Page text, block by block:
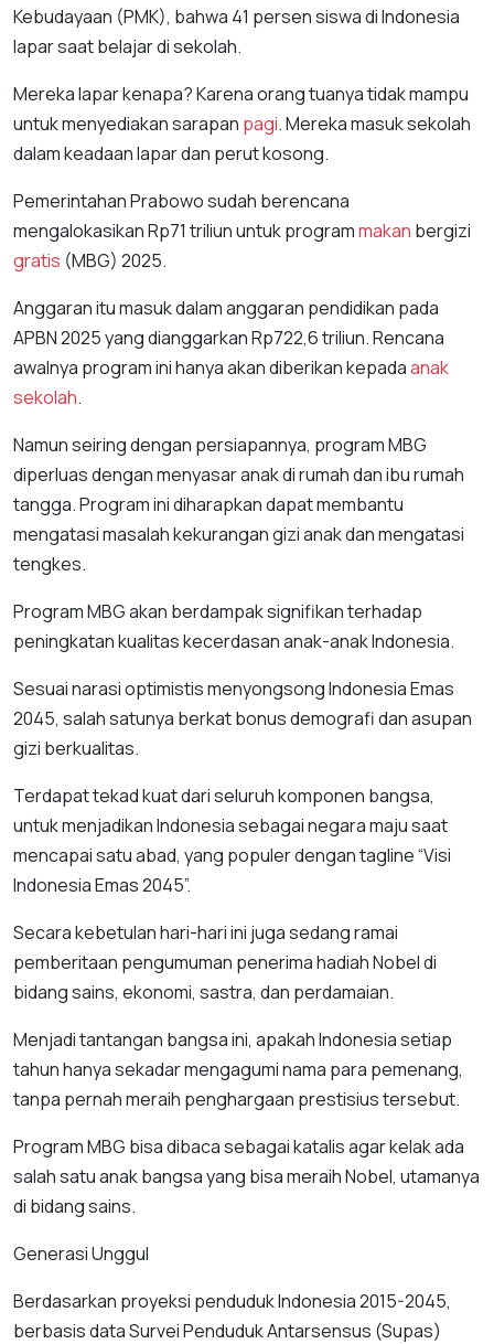
Kebudayaan (PMK), bahwa 41 persen siswa di Indonesia
lapar saat belajar di sekolah.
Mereka lapar kenapa? Karena orang tuanya tidak mampu
untuk menyediakan sarapan pagi. Mereka masuk sekolah
dalam keadaan lapar dan perut kosong.
Pemerintahan Prabowo sudah berencana
mengalokasikan Rp71 triliun untuk programmakan bergizi
gratis (MBG) 2025.
Anggaran itu masuk dalam anggaran pendidikan pada
APBN 2025 yang dianggarkan Rp722,6 triliun. Rencana
awalnya program ini hanya akan diberikan kepadaanak
sekolah.
Namun seiring dengan persiapannya, program MBG
diperluas dengan menyasar anak di rumah dan ibu rumah
tangga. Program ini diharapkan dapat membantu
mengatasi masalah kekurangan gizi anak dan mengatasi
tengkes.
Program MBG akan berdampak signifikan terhadap
peningkatan kualitas kecerdasan anak-anak Indonesia.
Sesuai narasi optimistis menyongsong Indonesia Emas
2045, salah satunya berkat bonus demografi dan asupan
gizi berkualitas.
Terdapat tekad kuat dari seluruh komponen bangsa,
untuk menjadikan Indonesia sebagai negara maju saat
mencapai satu abad, yang populer dengan tagline “Visi
Indonesia Emas 2045”.
Secara kebetulan hari-hari ini juga sedang ramai
pemberitaan pengumuman penerima hadiah Nobel di
bidang sains, ekonomi, sastra, dan perdamaian.
Menjadi tantangan bangsa ini, apakah Indonesia setiap
tahun hanya sekadar mengagumi nama para pemenang,
tanpa pernah meraih penghargaan prestisius tersebut.
Program MBG bisa dibaca sebagai katalis agar kelak ada
salah satu anak bangsa yang bisa meraih Nobel, utamanya
di bidang sains.
Generasi Unggul
Berdasarkan proyeksi penduduk Indonesia 2015-2045,
berbasis data Survei Penduduk Antarsensus (Supas)